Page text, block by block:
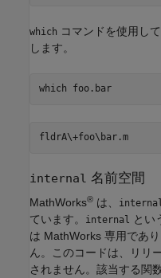
which コマンドを使用し
します。
which foo.bar
fldrA\+foo\bar.m
internal 名前空間
MathWorks® は、
ています。
internal とい
は MathWorks 専用であ
ん。このコードは、リリ
されません。該当する関